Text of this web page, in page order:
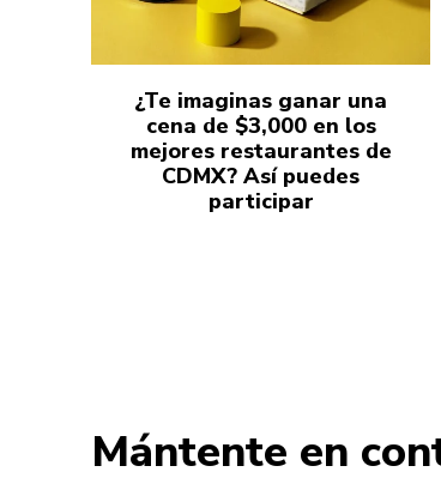
¿Te imaginas ganar una
cena de $3,000 en los
mejores restaurantes de
CDMX? Así puedes
participar
Mántente en